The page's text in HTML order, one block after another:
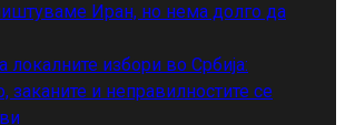
Иран, но нема долго да
локалните избори во Србија:
заканите и неправилностите се